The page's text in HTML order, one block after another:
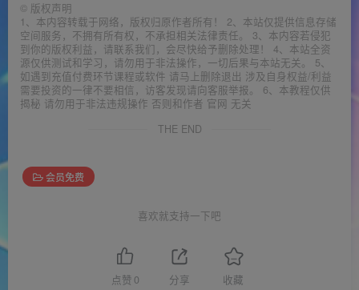
© 版权声明
1、本内容转载于网络，版权归原作者所有！ 2、本站仅提供信息存储
空间服务，不拥有所有权，不承担相关法律责任。 3、本内容若侵犯
到你的版权利益，请联系我们，会尽快给予删除处理！ 4、本站全资
源仅供测试和学习，请勿用于非法操作，一切后果与本站无关。 5、
如遇到充值付费环节课程或软件 请马上删除退出 涉及自身权益/利益
需要投资的一律不要相信，访客发现请向客服举报。 6、本教程仅供
揭秘 请勿用于非法违规操作 否则和作者 官网 无关
THE END
会员免费
喜欢就支持一下吧
点赞 0 分享 收藏